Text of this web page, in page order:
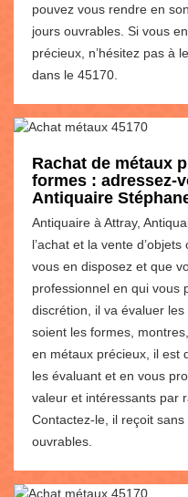
pouvez vous rendre en
jours ouvrables. Si vous
précieux, n’hésitez pas à
dans le 45170.
Rachat de métaux
formes : adressez-
Antiquaire
Antiquaire à Attray,
l’achat et la vente
vous en disposez et que
professionnel en qui vous
discrétion, il va évaluer
soient les formes,
en métaux précieux, il est
les évaluant et en vous
valeur et intéressants par
Contactez-le, il reçoit
ouvrables.